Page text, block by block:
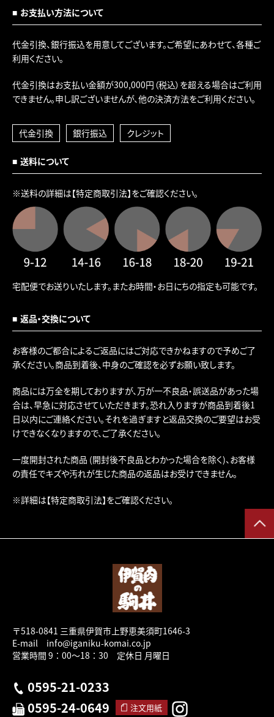
お支払い方法について
代金引換、銀行振込を用意してございます。ご希望にあわせて、各種ご
利用ください。
代金引換はお支払い金額が300,000円（税込）を超える場合はご利用
できません。申し訳ございませんが、他の決済方法をご利用ください。
代金引換 銀行振込 クレジット
送料について
※送料の詳細は【特定商取引法】をご確認ください。
宅配便でお送りいたします。またお時間・お日にちの指定も可能です。
返品・交換について
お客様のご都合によるご返品にはご対応できかねますので予めご了
承ください。商品到着後、中身のご確認を必ずお願い致します。
商品には万全を期しておりますが、万が一不良品・誤送品があった場
合は、早急に対応させていただきます。恐れ入りますが商品到着後1
日以内にご連絡ください。それを過ぎますと返品交換のご要望はお受
けできなくなりますので、ご了承ください。
一度開封された商品 (開封後不良品とわかった場合を除く)、お客様
の責任でキズや汚れが生じた商品の返品はお受けできません。
※詳細は【特定商取引法】をご確認ください。
〒518-0841 三重県伊賀市上野恵美須町1646-3
E-mail info@iganiku-komai.co.jp
営業時間 9：00～18：30 定休日 月曜日
0595-21-0233
0595-24-0649
注文用紙